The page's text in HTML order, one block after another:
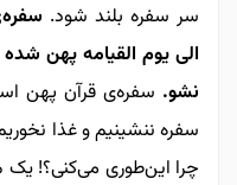
سر سفره بلند شود.
الی یوم القیامه پهن
نشو. سفره‌ی قرآن پهن
سفره ننشینیم و غذا
چرا این‌طوری می‌کنی؟! یک